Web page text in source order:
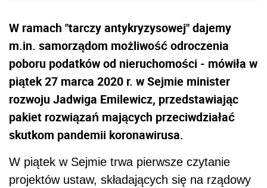
W ramach "tarczy antykryzysowej" dajemy
m.in. samorządom możliwość odroczenia
poboru podatków od nieruchomości - mówiła w
piątek 27 marca 2020 r. w Sejmie minister
rozwoju Jadwiga Emilewicz, przedstawiając
pakiet rozwiązań mających przeciwdziałać
skutkom pandemii koronawirusa.
W piątek w Sejmie trwa pierwsze czytanie
projektów ustaw, składających się na rządowy